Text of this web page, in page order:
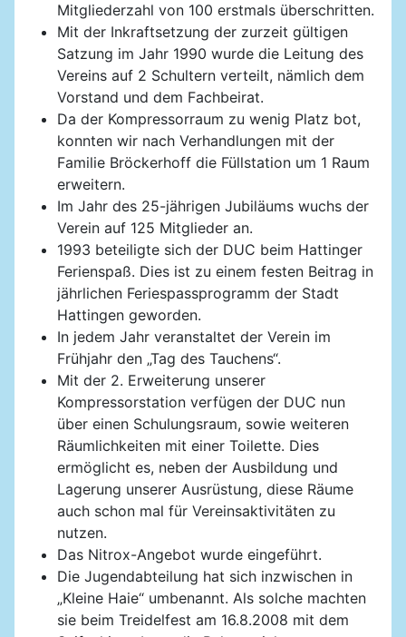
Mitgliederzahl von 100 erstmals überschritten.
Mit der Inkraftsetzung der zurzeit gültigen
Satzung im Jahr 1990 wurde die Leitung des
Vereins auf 2 Schultern verteilt, nämlich dem
Vorstand und dem Fachbeirat.
Da der Kompressorraum zu wenig Platz bot,
konnten wir nach Verhandlungen mit der
Familie Bröckerhoff die Füllstation um 1 Raum
erweitern.
Im Jahr des 25-jährigen Jubiläums wuchs der
Verein auf 125 Mitglieder an.
1993 beteiligte sich der DUC beim Hattinger
Ferienspaß. Dies ist zu einem festen Beitrag in
jährlichen Feriespassprogramm der Stadt
Hattingen geworden.
In jedem Jahr veranstaltet der Verein im
Frühjahr den „Tag des Tauchens“.
Mit der 2. Erweiterung unserer
Kompressorstation verfügen der DUC nun
über einen Schulungsraum, sowie weiteren
Räumlichkeiten mit einer Toilette. Dies
ermöglicht es, neben der Ausbildung und
Lagerung unserer Ausrüstung, diese Räume
auch schon mal für Vereinsaktivitäten zu
nutzen.
Das Nitrox-Angebot wurde eingeführt.
Die Jugendabteilung hat sich inzwischen in
„Kleine Haie“ umbenannt. Als solche machten
sie beim Treidelfest am 16.8.2008 mit dem